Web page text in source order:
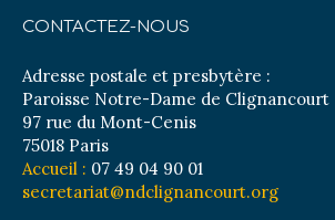
CONTACTEZ-NOUS
Adresse postale et presbytère :
Paroisse Notre-Dame de Clignancourt
97 rue du Mont-Cenis
75018 Paris
Accueil : 07 49 04 90 01
secretariat@ndclignancourt.org